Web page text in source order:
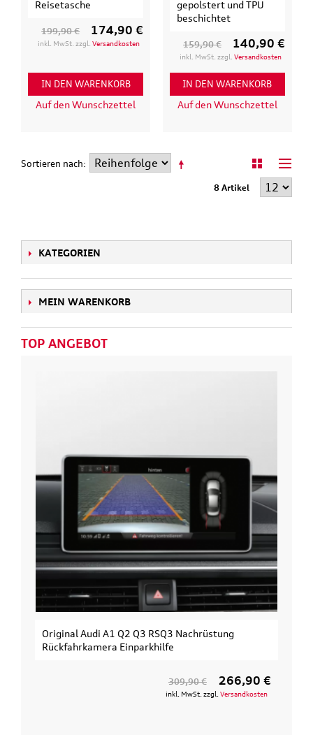
Reisetasche
199,90 € 174,90 €
inkl. MwSt. zzgl.Versandkosten
IN DEN WARENKORB
Auf den Wunschzettel
gepolstert und TPU
beschichtet
159,90 € 140,90 €
inkl. MwSt. zzgl. Versandkosten
IN DEN WARENKORB
Auf den Wunschzettel
Sortieren nach
8 Artikel
KATEGORIEN
MEIN WARENKORB
TOP ANGEBOT
Audi A1 Q2 Q3 RSQ3 Nachrüstung
Einparkhilfe
266,90 €
Versandkosten